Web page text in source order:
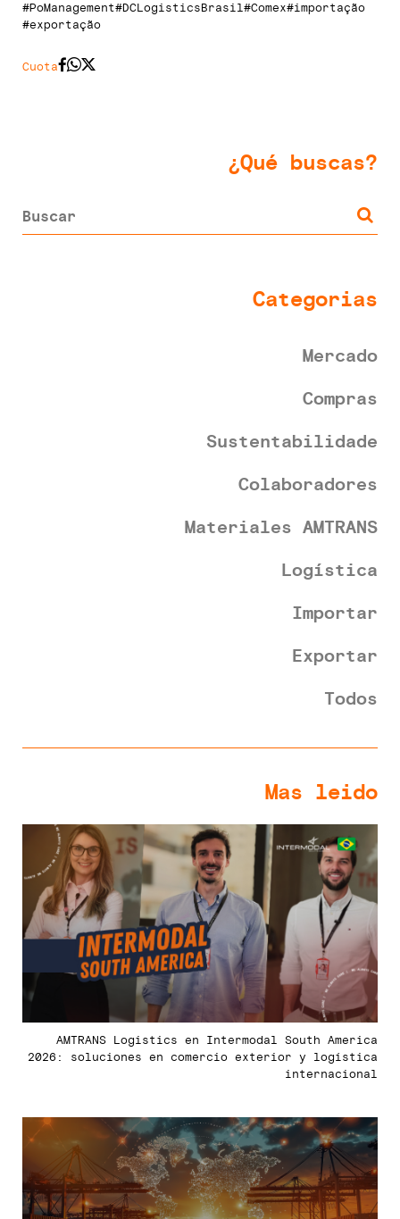
#PoManagement#DCLogisticsBrasil#Comex#importação
#exportação
Cuota
¿Qué buscas?
Categorias
Mercado
Compras
Sustentabilidade
Colaboradores
Materiales AMTRANS
Logística
Importar
Exportar
Todos
Mas leido
AMTRANS Logistics en Intermodal South America
2026: soluciones en comercio exterior y logística
internacional